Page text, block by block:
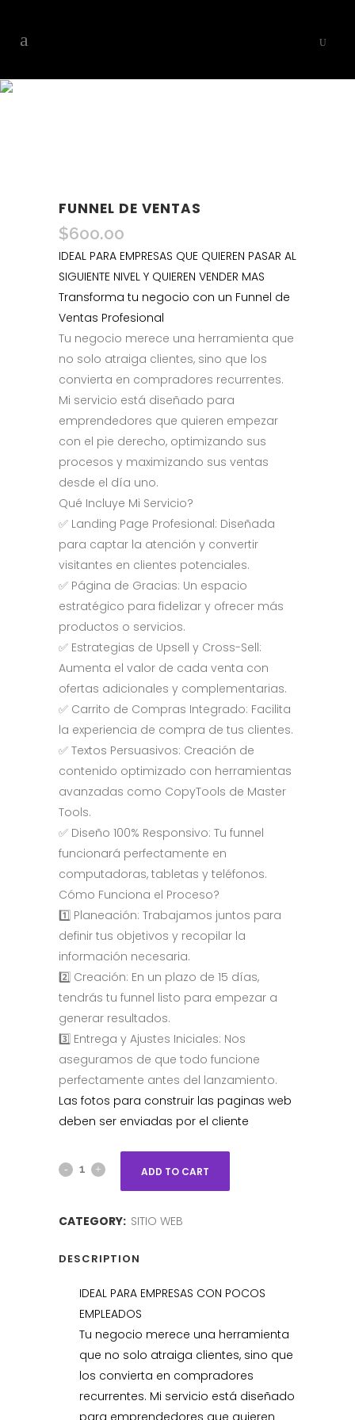
FUNNEL DE VENTAS
$600.00
IDEAL PARA EMPRESAS QUE QUIEREN PASAR AL
SIGUIENTE NIVEL Y QUIEREN VENDER MAS
Transforma tu negocio con un Funnel de
Ventas Profesional
Tu negocio merece una herramienta que
no solo atraiga clientes, sino que los
convierta en compradores recurrentes.
Mi servicio está diseñado para
emprendedores que quieren empezar
con el pie derecho, optimizando sus
procesos y maximizando sus ventas
desde el día uno.
Qué Incluye Mi Servicio?
✅ Landing Page Profesional: Diseñada
para captar la atención y convertir
visitantes en clientes potenciales.
✅ Página de Gracias: Un espacio
estratégico para fidelizar y ofrecer más
productos o servicios.
✅ Estrategias de Upsell y Cross-Sell:
Aumenta el valor de cada venta con
ofertas adicionales y complementarias.
✅ Carrito de Compras Integrado: Facilita
la experiencia de compra de tus clientes.
✅ Textos Persuasivos: Creación de
contenido optimizado con herramientas
avanzadas como CopyTools de Master
Tools.
✅ Diseño 100% Responsivo: Tu funnel
funcionará perfectamente en
computadoras, tabletas y teléfonos.
Cómo Funciona el Proceso?
1️⃣ Planeación: Trabajamos juntos para
definir tus objetivos y recopilar la
información necesaria.
2️⃣ Creación: En un plazo de 15 días,
tendrás tu funnel listo para empezar a
generar resultados.
3️⃣ Entrega y Ajustes Iniciales: Nos
aseguramos de que todo funcione
perfectamente antes del lanzamiento.
Las fotos para construir las paginas web
deben ser enviadas por el cliente
ADD TO CART
CATEGORY: SITIO WEB
DESCRIPTION
IDEAL PARA EMPRESAS CON POCOS
EMPLEADOS
Tu negocio merece una herramienta
que no solo atraiga clientes, sino que
los convierta en compradores
recurrentes. Mi servicio está diseñado
para emprendedores que quieren